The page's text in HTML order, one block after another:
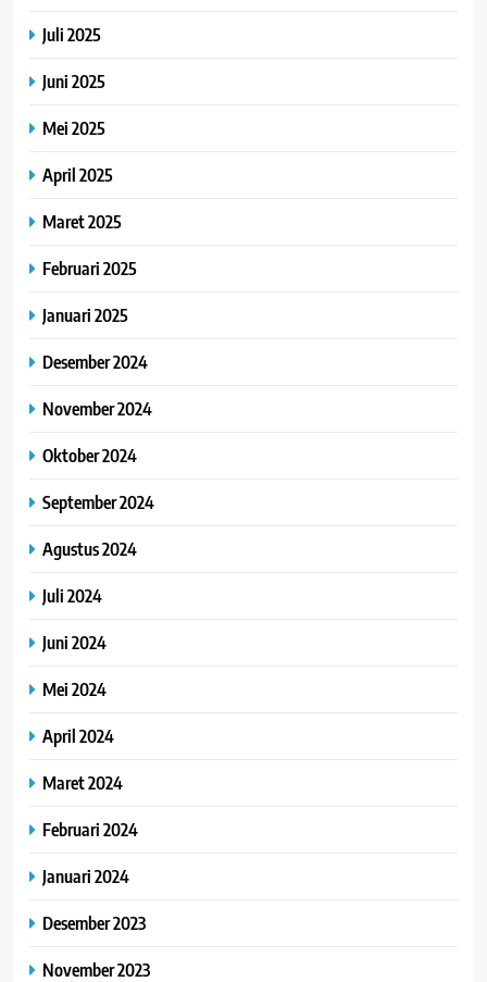
Juli 2025
Juni 2025
Mei 2025
April 2025
Maret 2025
Februari 2025
Januari 2025
Desember 2024
November 2024
Oktober 2024
September 2024
Agustus 2024
Juli 2024
Juni 2024
Mei 2024
April 2024
Maret 2024
Februari 2024
Januari 2024
Desember 2023
November 2023